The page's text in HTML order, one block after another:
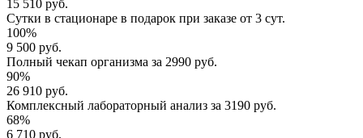
15 510 руб.
Сутки в стационаре в подарок при заказе от 3 сут.
100%
9 500 руб.
Полный чекап организма за 2990 руб.
90%
26 910 руб.
Комплексный лабораторный анализ за 3190 руб.
68%
6 710 руб.